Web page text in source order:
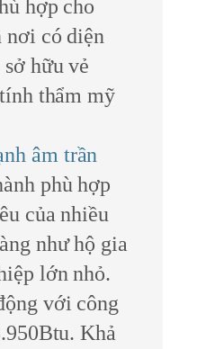
hợp cho
nơi có diện
hữu vẻ
thẩm mỹ
âm trần
phù hợp
của nhiều
như hộ gia
lớn nhỏ.
với công
Khả